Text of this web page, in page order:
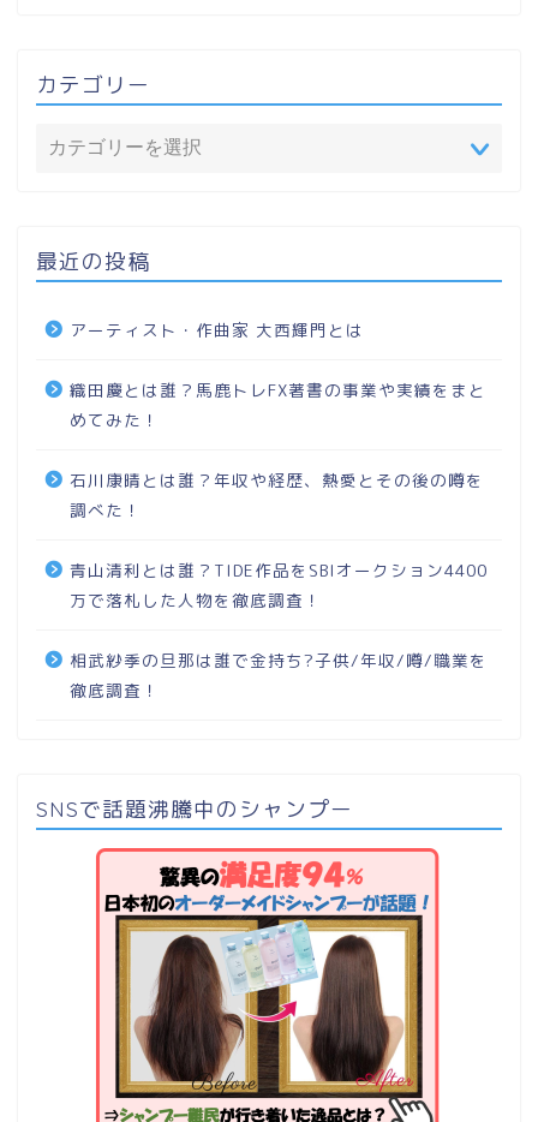
カテゴリー
最近の投稿
アーティスト・作曲家 大西輝門とは
織田慶とは誰？馬鹿トレFX著書の事業や実績をまと
めてみた！
石川康晴とは誰？年収や経歴、熱愛とその後の噂を
調べた！
青山清利とは誰？TIDE作品をSBIオークション4400
万で落札した人物を徹底調査！
相武紗季の旦那は誰で金持ち?子供/年収/噂/職業を
徹底調査！
SNSで話題沸騰中のシャンプー